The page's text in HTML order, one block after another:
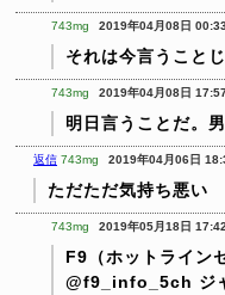
743mg 2019年04月08日
それは今言うこと
743mg 2019年04月08日
明日言うことだ。男
返信 743mg 2019年04月06日
ただただ気持ち悪い
743mg 2019年05月18日 17:42
F9（ホットライン
@f9_info_5ch ジ